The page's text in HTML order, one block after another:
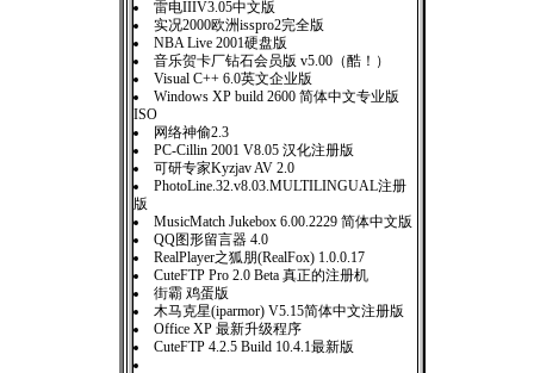
雷电IIIV3.05中文版
实况2000欧洲isspro2完全版
NBA Live 2001硬盘版
音乐贺卡厂钻石会员版 v5.00（酷！）
Visual C++ 6.0英文企业版
Windows XP build 2600 简体中文专业版
ISO
网络神偷2.3
PC-Cillin 2001 V8.05 汉化注册版
可研专家Kyzjav AV 2.0
PhotoLine.32.v8.03.MULTILINGUAL注册
版
MusicMatch Jukebox 6.00.2229 简体中文版
QQ图形留言器 4.0
RealPlayer之狐朋(RealFox) 1.0.0.17
CuteFTP Pro 2.0 Beta 真正的注册机
街霸 鸡蛋版
木马克星(iparmor) V5.15简体中文注册版
Office XP 最新升级程序
CuteFTP 4.2.5 Build 10.4.1最新版